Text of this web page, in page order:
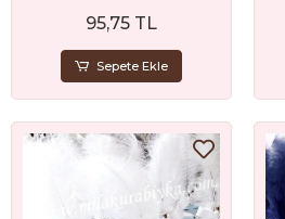
95,75 TL
Sepete Ekle